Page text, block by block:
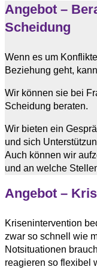
Angebot –
Scheidung
Wenn es um
Beziehung geht,
Wir können sie bei
Scheidung beraten.
Wir bieten ein
und sich
Auch können wir
und an welche
Angebot –
Krisenintervention
zwar so schnell wie
Notsituationen
reagieren so flexibel